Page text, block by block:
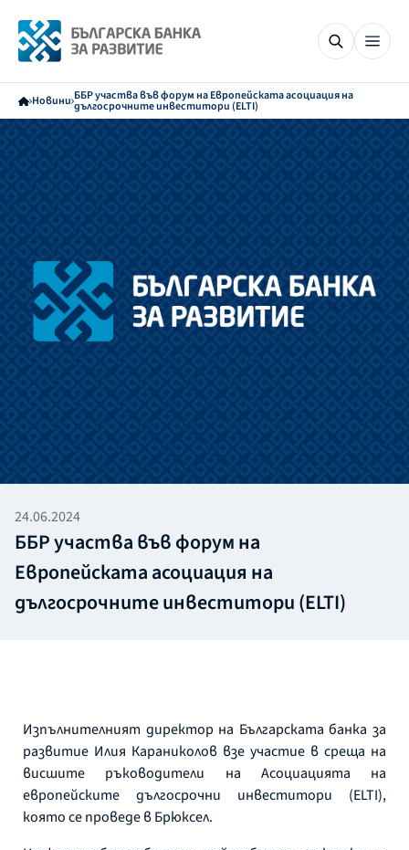
Новини ББР участва във форум на Европейската асоциация на
дългосрочните инвеститори (ELTI)
24.06.2024
ББР участва във форум на
Европейската асоциация на
дългосрочните инвеститори (ELTI)
Изпълнителният директор на Българската банка за
развитие Илия Караниколов взе участие в среща на
висшите ръководители на Асоциацията на
европейските дългосрочни инвеститори (ELTI),
която се проведе в Брюксел.